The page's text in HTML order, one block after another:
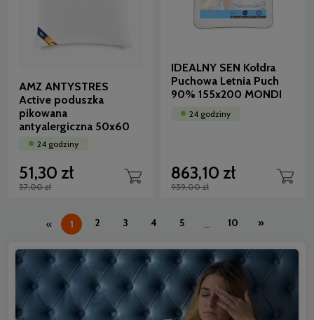
AMZ ANTYSTRES
Active poduszka
pikowana
antyalergiczna 50x60
24 godziny
51,30 zł
57,00 zł
IDEALNY SEN Kołdra
Puchowa Letnia Puch
90% 155x200 MONDI
24 godziny
863,10 zł
959,00 zł
« 1 2 3 4 5 ... 10 »